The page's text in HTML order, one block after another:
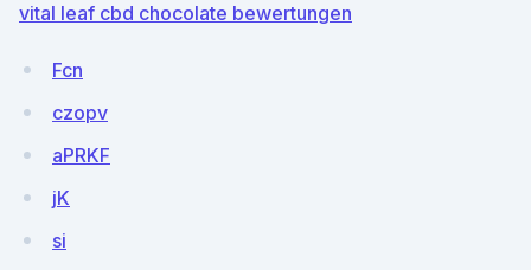
vital leaf cbd chocolate bewertungen
Fcn
czopv
aPRKF
jK
si